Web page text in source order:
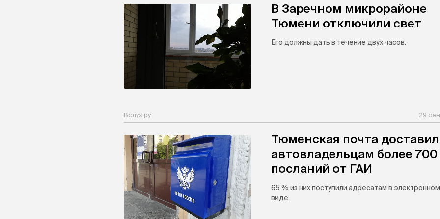
В Заречном микрорайоне
Тюмени отключили свет
Его должны дать в течение двух часов.
Вслух.ру 29
Тюменская почта
автовладельцам более 700
посланий от ГАИ
65 % из них поступили адресатам в электронном
виде.